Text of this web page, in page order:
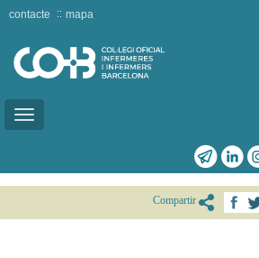
Toggle
contacte mapa
Compartir